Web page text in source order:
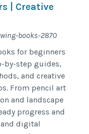
| Creative
books-2870
for beginners
by-step guides,
and creative
From pencil art
and landscape
progress and
digital